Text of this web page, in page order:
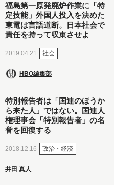
福島第一原発廃炉作業に「特
定技能」外国人投入を決めた
東電は言語道断。日本社会で
責任を持って収束させよ
2019.04.21 社会
HBO編集部
特別報告者は「国連のほうか
ら来た人」ではない。国連人
権理事会「特別報告者」の名
誉を回復する
2018.12.16 政治・経済
井田 真人